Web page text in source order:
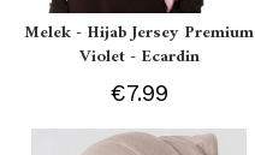
Melek - Hijab Jersey Premium
Violet - Ecardin
€7.99